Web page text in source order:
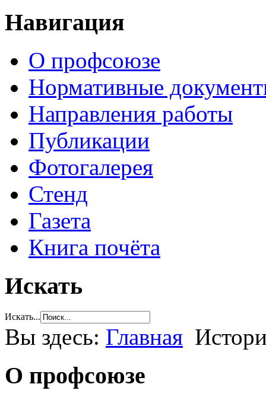
Навигация
О профсоюзе
Нормативные
Направления работы
Публикации
Фотогалерея
Стенд
Газета
Книга почёта
Искать
Искать...
Вы здесь: Главная
О профсоюзе